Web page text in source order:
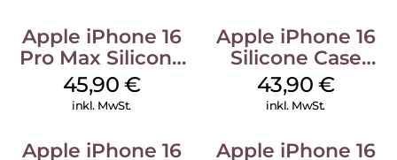
Apple iPhone 16
Pro Max Silicone
Case MagSafe
Ultramarine
45,90 €
inkl. MwSt.
Apple iPhone 16
Silicone Case
MagSafe Plum
43,90 €
inkl. MwSt.
Apple iPhone 16
Apple iPhone 16